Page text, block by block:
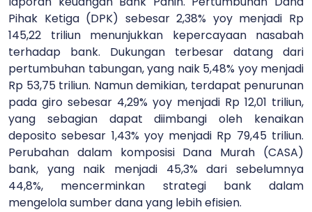
Pihak Ketiga (DPK) sebesar 2,38% yoy menjadi Rp
145,22 triliun menunjukkan kepercayaan nasabah
terhadap bank. Dukungan terbesar datang dari
pertumbuhan tabungan, yang naik 5,48% yoy menjadi
Rp 53,75 triliun. Namun demikian, terdapat penurunan
pada giro sebesar 4,29% yoy menjadi Rp 12,01 triliun,
yang sebagian dapat diimbangi oleh kenaikan
deposito sebesar 1,43% yoy menjadi Rp 79,45 triliun.
Perubahan dalam komposisi Dana Murah (CASA)
bank, yang naik menjadi 45,3% dari sebelumnya
44,8%, mencerminkan strategi bank dalam
mengelola sumber dana yang lebih efisien.